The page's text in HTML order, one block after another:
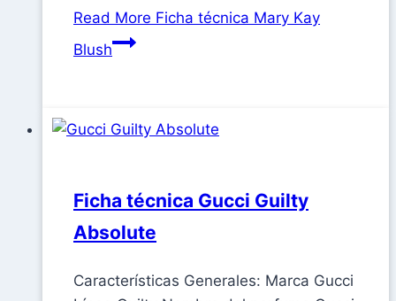
Read More Ficha técnica Mary Kay
Blush
Ficha técnica Gucci Guilty
Absolute
Características Generales: Marca Gucci